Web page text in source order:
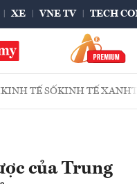
XE VNE TV TECH
KINH TẾ SỐKINH TẾ XANH
của Trung